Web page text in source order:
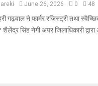
June 26, 2026 0 48
गढ़वाल ने फार्मर रजिस्ट्री तथा
शैलेंद्र सिंह नेगी अपर जिलाधिकारी